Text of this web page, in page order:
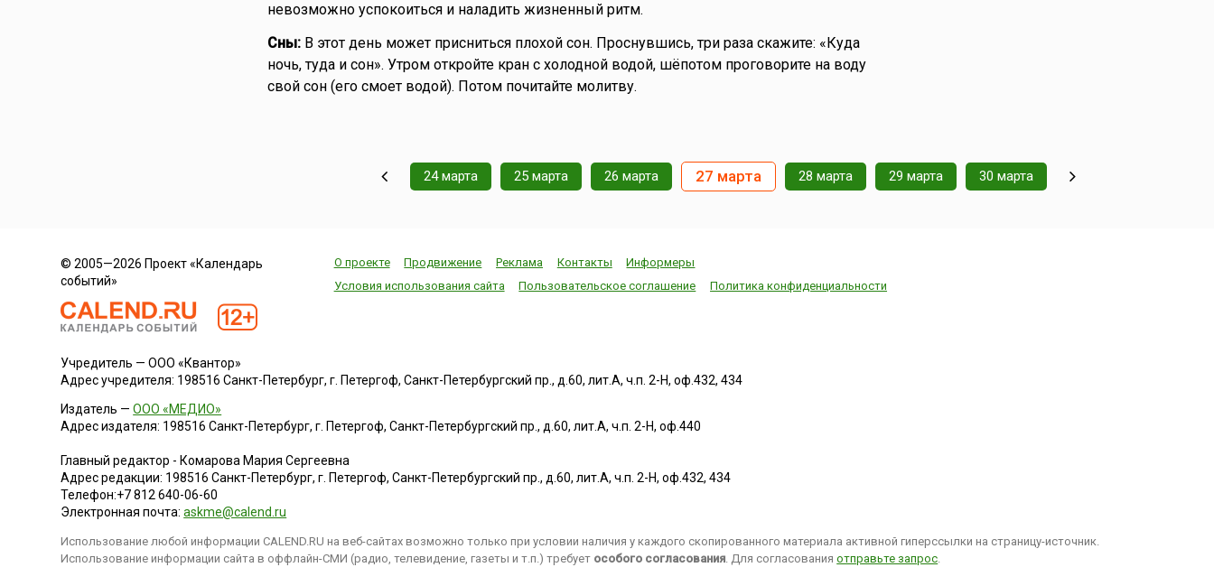
невозможно успокоиться и наладить жизненный ритм.
Сны:В этот день может присниться плохой сон. Проснувшись, три раза скажите: «Куда
ночь, туда и сон». Утром откройте кран с холодной водой, шёпотом проговорите на воду
свой сон (его смоет водой). Потом почитайте молитву.
24 марта 25 марта 26 марта 27 марта 28 марта 29 марта 30 марта
© 2005—2026 Проект «Календарь
событий»
О проекте Продвижение Реклама Контакты
Информеры
Условия использования сайта
Пользовательское соглашение Политика конфиденциальности
Учредитель — ООО «Квантор»
Адрес учредителя: 198516 Санкт-Петербург, г. Петергоф, Санкт-Петербургский пр., д.60, лит.А, ч.п. 2-Н, оф.432, 434
Издатель —ООО «МЕДИО»
Адрес издателя: 198516 Санкт-Петербург, г. Петергоф, Санкт-Петербургский пр., д.60, лит.А, ч.п. 2-Н, оф.440
Главный редактор - Комарова Мария Сергеевна
Адрес редакции: 198516 Санкт-Петербург, г. Петергоф,Санкт-Петербургский пр., д.60, лит.А, ч.п. 2-Н, оф.432, 434
Телефон:+7 812 640-06-60
Электронная почта:askme@calend.ru
Использование любой информации CALEND.RU на веб-сайтах возможно только при условии наличия у каждого скопированного материала активной гиперссылки на страницу-источник.
Использование информации сайта в оффлайн-СМИ (радио, телевидение, газеты и т.п.) требует особого согласования. Для согласованияотправьте запрос.